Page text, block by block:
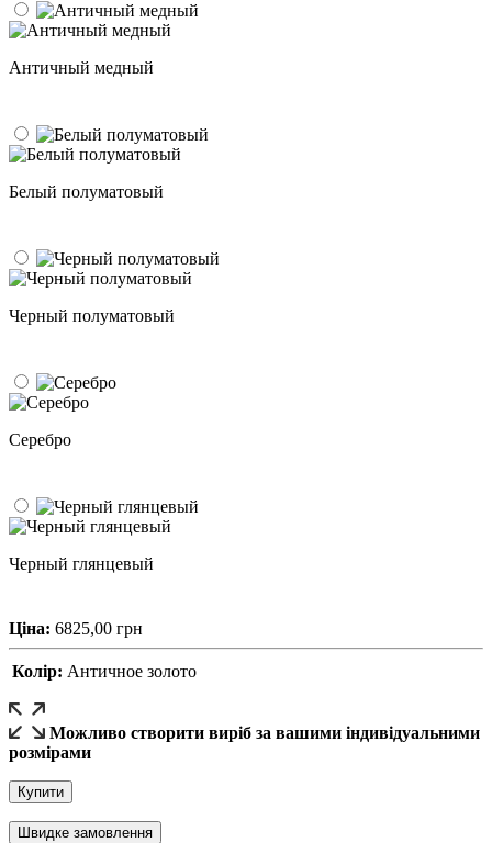
Античный медный
Белый полуматовый
Черный полуматовый
Серебро
Черный глянцевый
Ціна: 6825,00 грн
Колір: Античное золото
Можливо створити виріб за вашими індивідуальними
розмірами
Купити
Швидке замовлення